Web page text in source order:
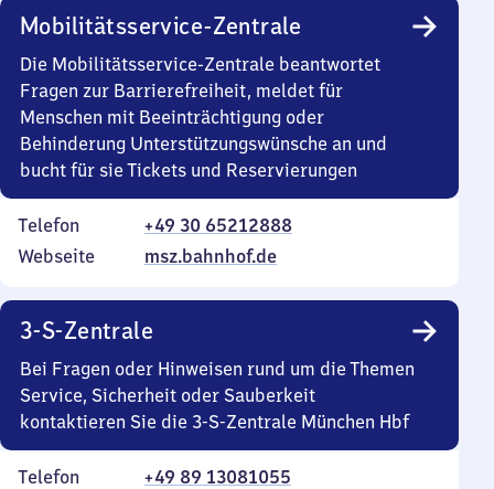
Mobilitätsservice-Zentrale
Die Mobilitätsservice-Zentrale beantwortet
Fragen zur Barrierefreiheit, meldet für
Menschen mit Beeinträchtigung oder
Behinderung Unterstützungswünsche an und
bucht für sie Tickets und Reservierungen
Telefon
+49 30 65212888
Webseite
msz.bahnhof.de
3-S-Zentrale
Bei Fragen oder Hinweisen rund um die Themen
Service, Sicherheit oder Sauberkeit
kontaktieren Sie die 3-S-Zentrale München Hbf
Telefon
+49 89 13081055